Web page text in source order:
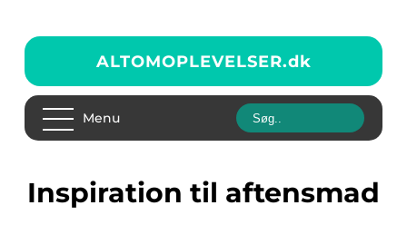
ALTOMOPLEVELSER.dk
Menu
inspiration til aftensmad